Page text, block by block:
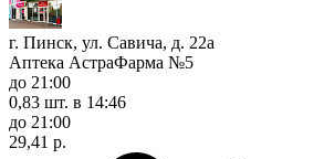
г. Пинск, ул. Савича, д. 22а
Аптека АстраФарма №5
до 21:00
0,83 шт. в 14:46
до 21:00
29,41 р.